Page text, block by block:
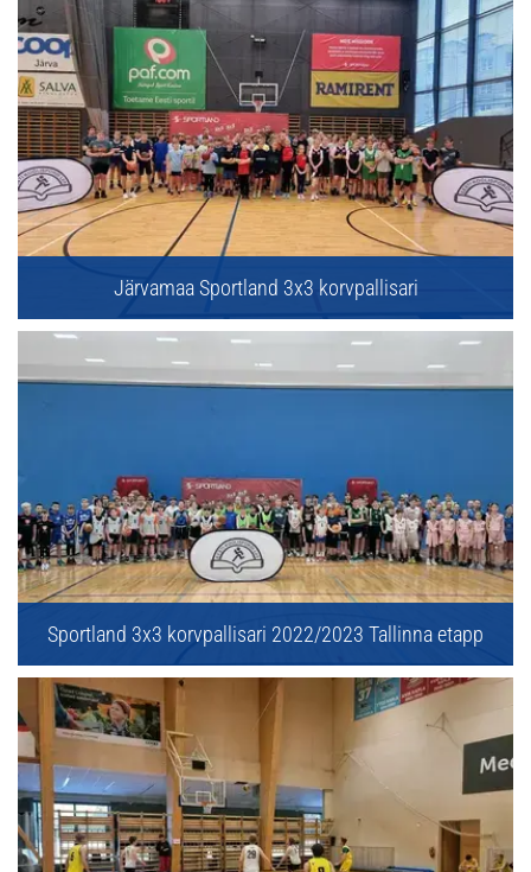
Järvamaa Sportland 3x3 korvpallisari
Sportland 3x3 korvpallisari 2022/2023 Tallinna etapp